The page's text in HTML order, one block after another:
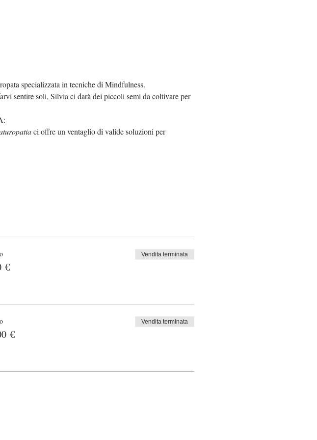
specializzata in tecniche di Mindfulness.
sentire soli, Silvia ci darà dei piccoli semi da coltivare per
ci offre un ventaglio di valide soluzioni per
€
Vendita terminata
€
Vendita terminata